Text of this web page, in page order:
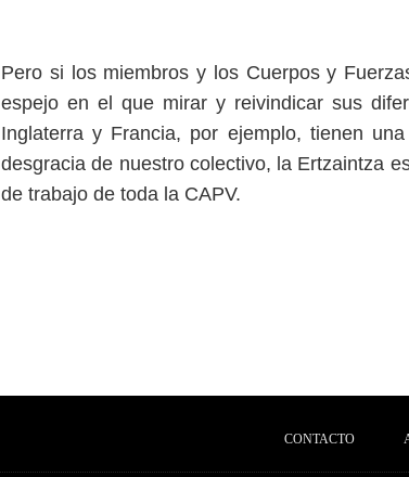
Pero si los miembros y los Cuerpos y
espejo en el que mirar y reivindicar sus
Inglaterra y Francia, por ejemplo, tienen
desgracia de nuestro colectivo, la Ertzaintza
de trabajo de toda la CAPV.
CONTACTO